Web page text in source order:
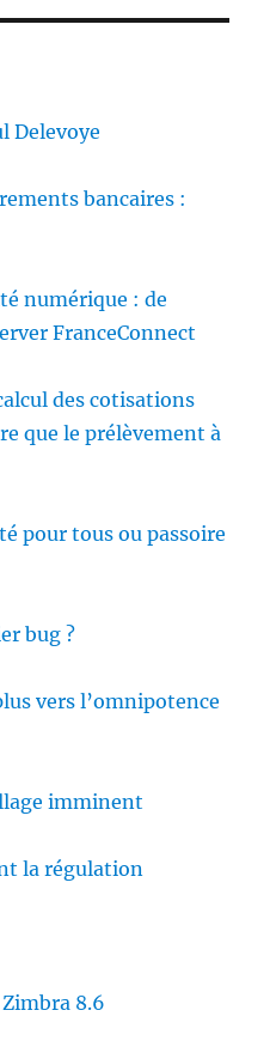
Delevoye
bancaires :
numérique : de
FranceConnect
des cotisations
que le prélèvement à
pour tous ou passoire
bug ?
vers l’omnipotence
imminent
la régulation
8.6